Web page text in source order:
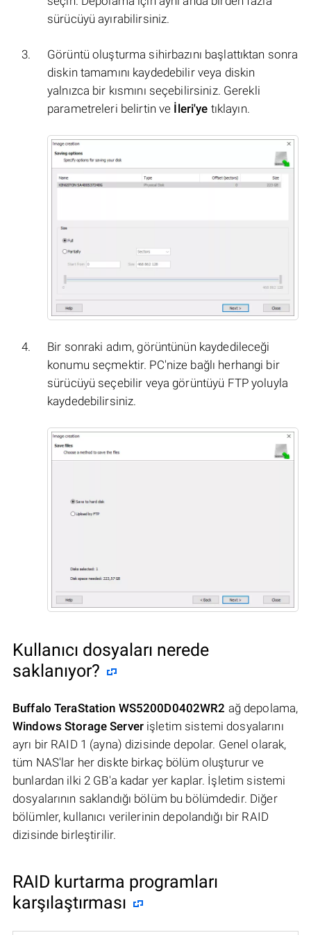
sürücüyü ayırabilirsiniz.
Görüntü oluşturma sihirbazını başlattıktan sonra
diskin tamamını kaydedebilir veya diskin
yalnızca bir kısmını seçebilirsiniz. Gerekli
parametreleri belirtin ve İleri'ye tıklayın.
Bir sonraki adım, görüntünün kaydedileceği
konumu seçmektir. PC'nize bağlı herhangi bir
sürücüyü seçebilir veya görüntüyü FTP yoluyla
kaydedebilirsiniz.
Kullanıcı dosyaları nerede
saklanıyor?
Buffalo TeraStation WS5200D0402WR2 ağ depolama,
Windows Storage Serverişletim sistemi dosyalarını
ayrı bir RAID 1 (ayna) dizisinde depolar. Genel olarak,
tüm NAS'lar her diskte birkaç bölüm oluşturur ve
bunlardan ilki 2 GB'a kadar yer kaplar. İşletim sistemi
dosyalarının saklandığı bölüm bu bölümdedir. Diğer
bölümler, kullanıcı verilerinin depolandığı bir RAID
dizisinde birleştirilir.
RAID kurtarma programları
karşılaştırması